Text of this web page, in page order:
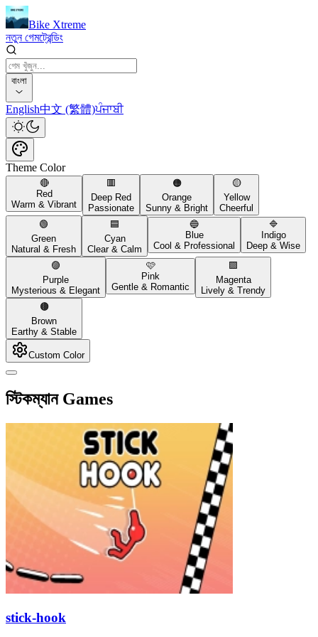
Bike Xtreme
নতুন গেমট্রেন্ডিং
বাংলা
English中文 (繁體)ਪੰਜਾਬੀ
Theme Color
🔴
Red
Warm & Vibrant
🟥
Deep Red
Passionate
🟠
Orange
Sunny & Bright
🟡
Yellow
Cheerful
🟢
Green
Natural & Fresh
🟦
Cyan
Clear & Calm
🔵
Blue
Cool & Professional
🔷
Indigo
Deep & Wise
🟣
Purple
Mysterious & Elegant
🩷
Pink
Gentle & Romantic
🟪
Magenta
Lively & Trendy
🟤
Brown
Earthy & Stable
Custom Color
স্টিকম্যান Games
stick-hook